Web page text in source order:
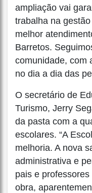
ampliação vai
trabalha na
melhor
Barretos.
comunidade, com
no dia a dia das
O secretário de
Turismo, Jerry
da pasta com a
escolares. “A
melhoria. A nova
administrativa e
pais e
obra,